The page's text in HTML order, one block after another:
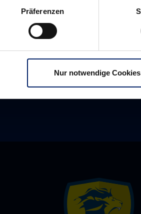
Präferenzen
Nur notwendige Cookies
News:
Schnell
zugreifen:
200